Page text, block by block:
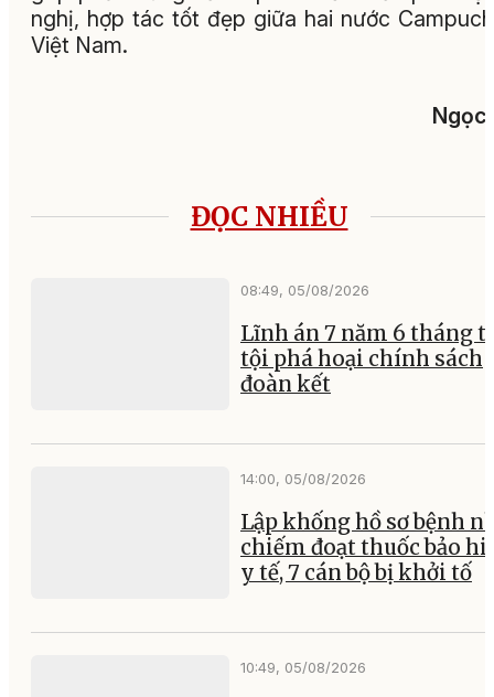
nghị, hợp tác tốt đẹp giữa hai nước
Việt Nam.
Ngọc
ĐỌC NHIỀU
08:49, 05/08/2026
Lĩnh án 7 năm 6 tháng
tội phá hoại chính sách
đoàn kết
14:00, 05/08/2026
Lập khống hồ sơ bệnh
chiếm đoạt thuốc bảo
y tế, 7 cán bộ bị khởi tố
10:49, 05/08/2026